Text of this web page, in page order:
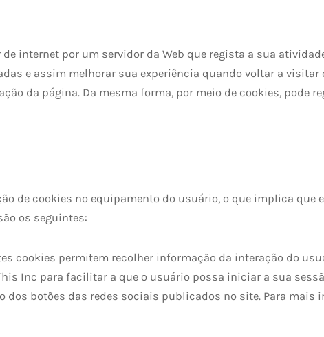
internet por um servidor da Web que regista a sua
e assim melhorar sua experiência quando voltar a visitar
da página. Da mesma forma, por meio de cookies, pode
de cookies no equipamento do usuário, o que implica que
os seguintes:
cookies permitem recolher informação da interação do
Inc para facilitar a que o usuário possa iniciar a sua
botões das redes sociais publicados no site. Para mais